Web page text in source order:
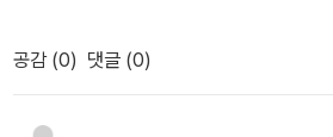
의 동기와 의도를 들키고 마치 국부를 노
끼는 것입니다. 별난 건 광대짓이라기보다(
움을 마주하는 요조가 나오고 있다. 자기
오바 요조의 소심한 모습은 디자이 오자무
며, 1948년 전후 세대의 모습, 가치관이
을 여러 여성과의 자살시도로 끝내 생을
에 더 좋은 사람들이 있었다면 좀 더 인생을
상적인 문학보다 퇴폐적이고 인간의 어두
빠져드는 이유는 나의 깊은 심연에 있는 것
과 같은 것임을 처절하고도 날카롭게 파헤
통해 그를 바라보는 제삼자의 입장은 나는
끝없이 던져이 책은 그저 소설이 아니야.
📖💔 다자이의 섬세한 문체와 비극적인 감
어. 이런 고민을 하고 있는 친구들에게 추
공감 (0) 댓글 (0)